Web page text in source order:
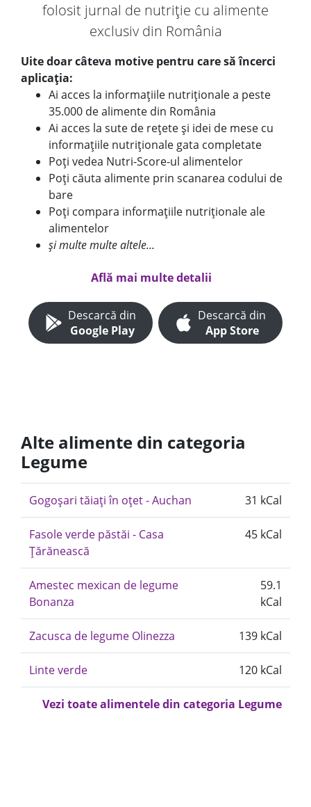
folosit jurnal de nutriție cu alimente
exclusiv din România
Uite doar câteva motive pentru care să încerci
aplicația:
Ai acces la informațiile nutriționale a peste
35.000 de alimente din România
Ai acces la sute de rețete și idei de mese cu
informațiile nutriționale gata completate
Poți vedea Nutri-Score-ul alimentelor
Poți căuta alimente prin scanarea codului de
bare
Poți compara informațiile nutriționale ale
alimentelor
și multe multe altele...
Află mai multe detalii
Descarcă din
Google Play
Descarcă din
App Store
Alte alimente din categoria
Legume
Gogoșari tăiați în oțet - Auchan 31 kCal
Fasole verde păstăi - Casa
Țărănească
45 kCal
Amestec mexican de legume
Bonanza
59.1
kCal
Zacusca de legume Olinezza 139 kCal
Linte verde 120 kCal
Vezi toate alimentele din categoria Legume